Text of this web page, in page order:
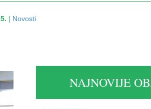
| Novosti
NAJNOVIJE